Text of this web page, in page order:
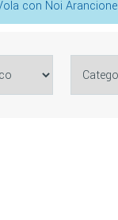
con Noi Arancione